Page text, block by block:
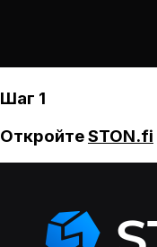
Шаг 1
ОткройтеSTON.fi